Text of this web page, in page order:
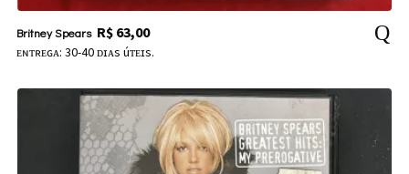
Britney Spears R$63,00
ᴇɴᴛʀᴇɢᴀ: 30-40 ᴅɪᴀs úᴛᴇɪs.